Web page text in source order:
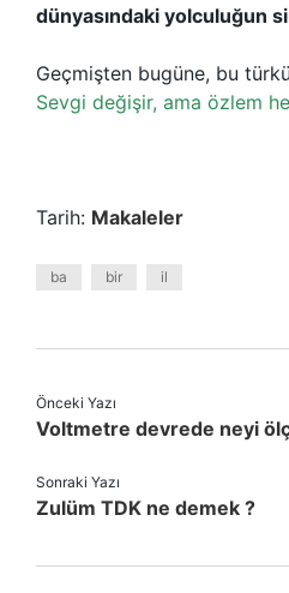
dünyasındaki yolculuğun
Geçmişten bugüne, bu
Sevgi değişir, ama özlem
Tarih: Makaleler
ba bir il
Önceki Yazı
Voltmetre devrede neyi
Sonraki Yazı
Zulüm TDK ne demek ?